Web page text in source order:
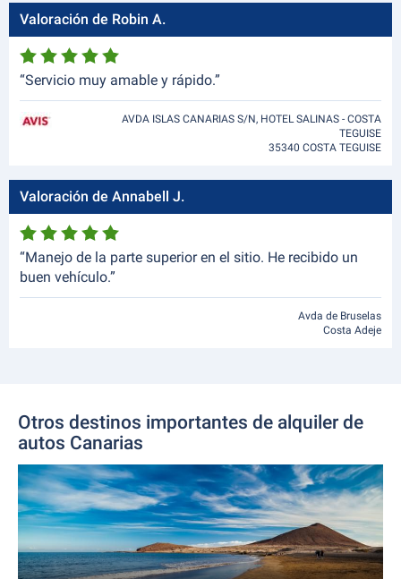
Valoración de Robin A.
“Servicio muy amable y rápido.”
AVDA ISLAS CANARIAS S/N, HOTEL SALINAS - COSTA
TEGUISE
35340 COSTA TEGUISE
Valoración de Annabell J.
“Manejo de la parte superior en el sitio. He recibido un
buen vehículo.”
Avda de Bruselas
Costa Adeje
Otros destinos importantes de alquiler de
autos Canarias